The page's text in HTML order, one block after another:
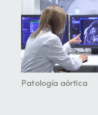
Patología aórtica